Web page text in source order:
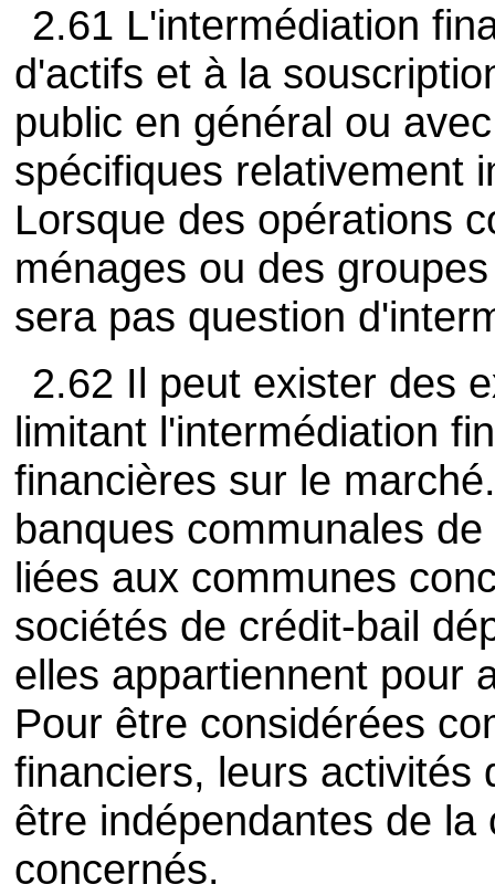
2.61 L'intermédiation
d'actifs et à la
public en général ou
spécifiques relativement
Lorsque des opérations
ménages ou des
sera pas question
2.62 Il peut exister des
limitant l'intermédiation
financières sur le
banques communales
liées aux communes
sociétés de crédit-bail
elles appartiennent pour
Pour être considérées
financiers, leurs activités
être indépendantes de
concernés.